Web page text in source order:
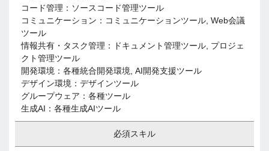
コード管理：ソースコード管理ツール
コミュニケーション：コミュニケーションツール, Web会議
ツール
情報共有・タスク管理：ドキュメント管理ツール, プロジェ
クト管理ツール
開発環境：各種統合開発環境, AI開発支援ツール
デザイン環境：デザインツール
グループウェア：各種ツール
生成AI：各種生成AIツール
必須スキル